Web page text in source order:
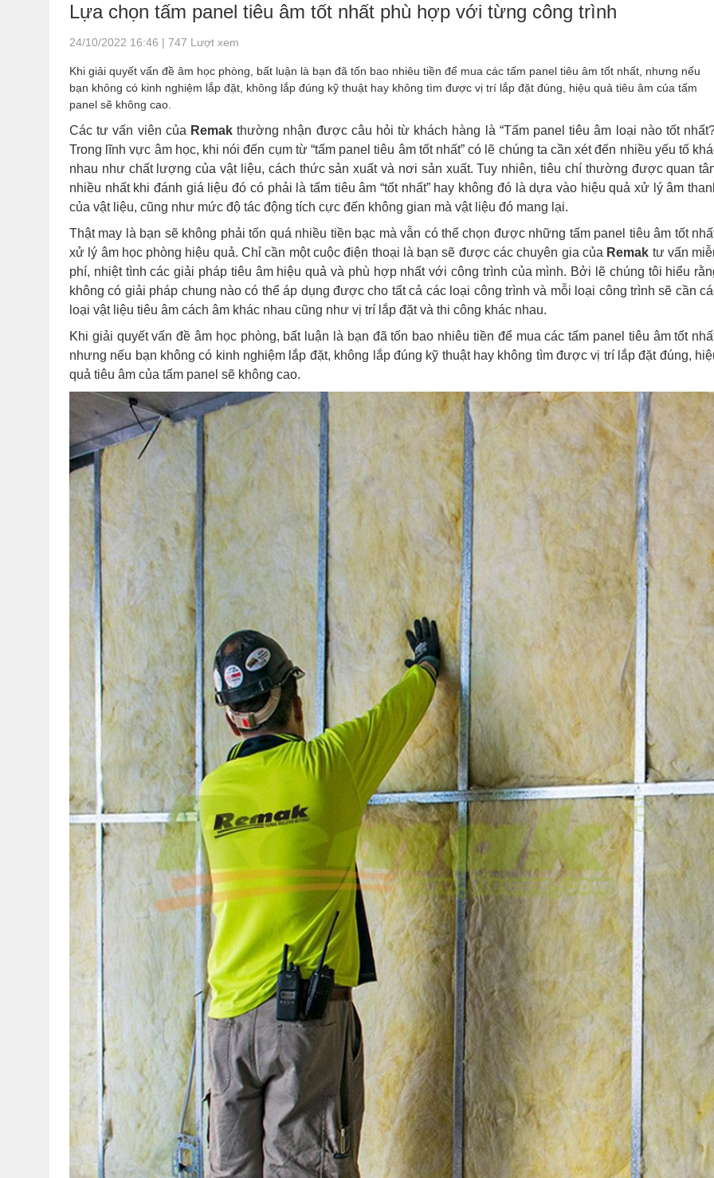
Lựa chọn tấm panel tiêu âm tốt nhất phù hợp với từng công trình
24/10/2022 16:46 | 747 Lượt xem
Khi giải quyết vấn đề âm học phòng, bất luận là bạn đã tốn bao nhiêu tiền để mua các tấm panel tiêu âm tốt nhất, nhưng nếu
bạn không có kinh nghiệm lắp đặt, không lắp đúng kỹ thuật hay không tìm được vị trí lắp đặt đúng, hiệu quả tiêu âm của tấm
panel sẽ không cao.
Các tư vấn viên của Remakthường nhận được câu hỏi từ khách hàng là “Tấm panel tiêu âm loại nào tốt
Trong lĩnh vực âm học, khi nói đến cụm từ “tấm panel tiêu âm tốt nhất” có lẽ chúng ta cần xét đến nhiều yếu tố
nhau như chất lượng của vật liệu, cách thức sản xuất và nơi sản xuất. Tuy nhiên, tiêu chí thường được quan
nhiều nhất khi đánh giá liệu đó có phải là tấm tiêu âm “tốt nhất” hay không đó là dựa vào hiệu quả xử lý âm
của vật liệu, cũng như mức độ tác động tích cực đến không gian mà vật liệu đó mang lại.
Thật may là bạn sẽ không phải tốn quá nhiều tiền bạc mà vẫn có thể chọn được những tấm panel tiêu âm tốt
xử lý âm học phòng hiệu quả. Chỉ cần một cuộc điện thoại là bạn sẽ được các chuyên gia của Remak tư vấn
phí, nhiệt tình các giải pháp tiêu âm hiệu quả và phù hợp nhất với công trình của mình. Bởi lẽ chúng tôi hiểu
không có giải pháp chung nào có thể áp dụng được cho tất cả các loại công trình và mỗi loại công trình sẽ cần
loại vật liệu tiêu âm cách âm khác nhau cũng như vị trí lắp đặt và thi công khác nhau.
Khi giải quyết vấn đề âm học phòng, bất luận là bạn đã tốn bao nhiêu tiền để mua các tấm panel tiêu âm tốt
nhưng nếu bạn không có kinh nghiệm lắp đặt, không lắp đúng kỹ thuật hay không tìm được vị trí lắp đặt đúng,
quả tiêu âm của tấm panel sẽ không cao.